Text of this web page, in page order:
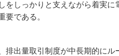
をしっかりと支えながら着実
要である。
出量取引制度が中長期的にル